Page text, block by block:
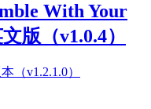
With Your
版（v1.0.4）